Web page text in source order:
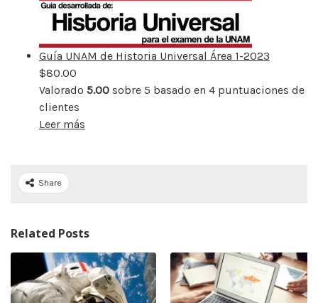
Guía UNAM de Historia Universal Área 1-2023
$80.00
Valorado 5.00 sobre 5 basado en 4 puntuaciones de
clientes
Leer más
Share
Related Posts